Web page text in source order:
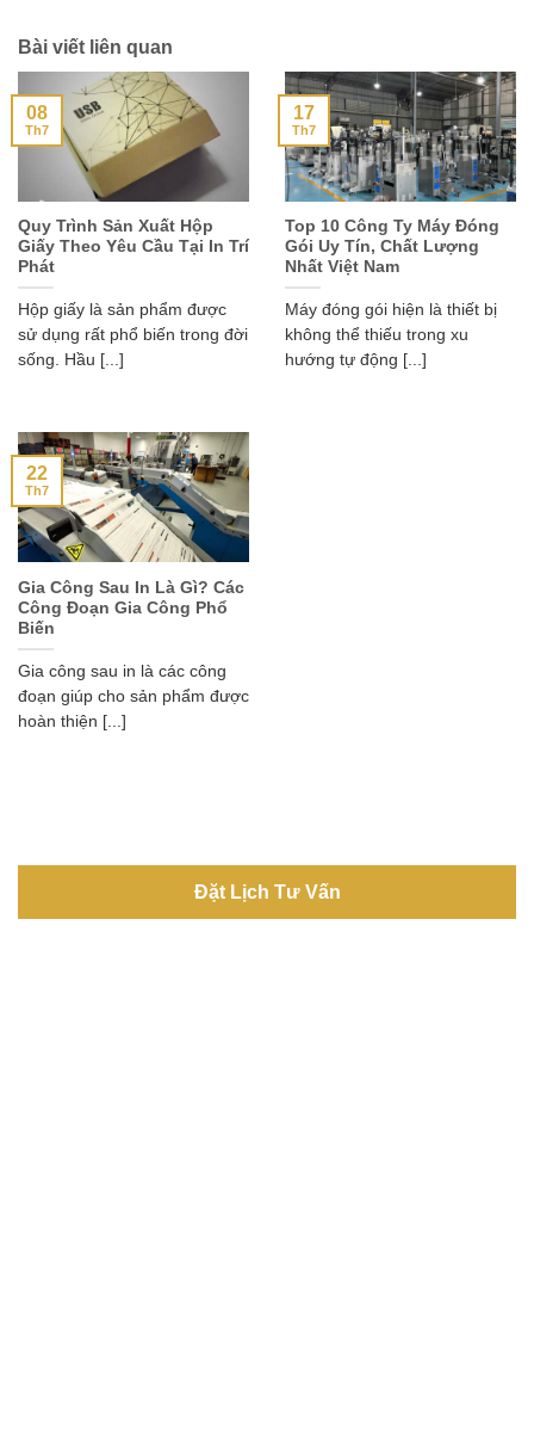
Bài viết liên quan
Quy Trình Sản Xuất Hộp
Giấy Theo Yêu Cầu Tại In Trí
Phát
Hộp giấy là sản phẩm được
sử dụng rất phổ biến trong đời
sống. Hầu [...]
08
Th7
Top 10 Công Ty Máy Đóng
Gói Uy Tín, Chất Lượng
Nhất Việt Nam
Máy đóng gói hiện là thiết bị
không thể thiếu trong xu
hướng tự động [...]
17
Th7
Gia Công Sau In Là Gì? Các
Công Đoạn Gia Công Phổ
Biến
Gia công sau in là các công
đoạn giúp cho sản phẩm được
hoàn thiện [...]
22
Th7
Đặt Lịch Tư Vấn